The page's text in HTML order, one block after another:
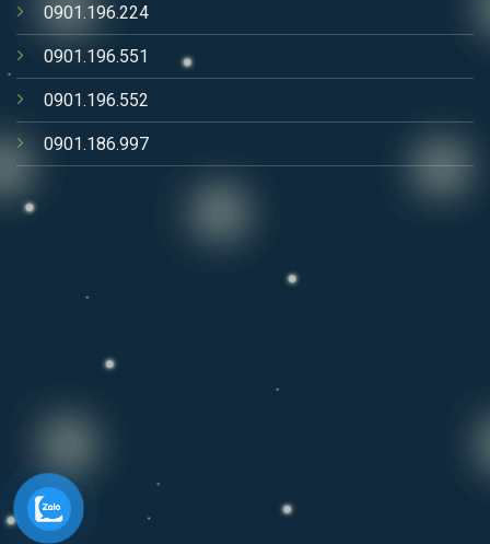
0901.196.224
0901.196.551
0901.196.552
0901.186.997